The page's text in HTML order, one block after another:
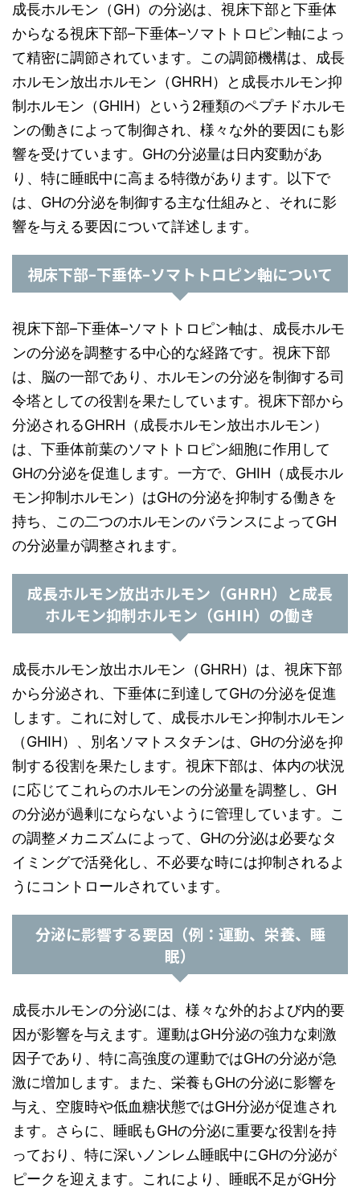
成長ホルモン（GH）の分泌は、視床下部と下垂体
からなる視床下部–下垂体–ソマトトロピン軸によっ
て精密に調節されています。この調節機構は、成長
ホルモン放出ホルモン（GHRH）と成長ホルモン抑
制ホルモン（GHIH）という2種類のペプチドホルモ
ンの働きによって制御され、様々な外的要因にも影
響を受けています。GHの分泌量は日内変動があ
り、特に睡眠中に高まる特徴があります。以下で
は、GHの分泌を制御する主な仕組みと、それに影
響を与える要因について詳述します。
視床下部–下垂体–ソマトトロピン軸について
視床下部–下垂体–ソマトトロピン軸は、成長ホルモ
ンの分泌を調整する中心的な経路です。視床下部
は、脳の一部であり、ホルモンの分泌を制御する司
令塔としての役割を果たしています。視床下部から
分泌されるGHRH（成長ホルモン放出ホルモン）
は、下垂体前葉のソマトトロピン細胞に作用して
GHの分泌を促進します。一方で、GHIH（成長ホル
モン抑制ホルモン）はGHの分泌を抑制する働きを
持ち、この二つのホルモンのバランスによってGH
の分泌量が調整されます。
成長ホルモン放出ホルモン（GHRH）と成長
ホルモン抑制ホルモン（GHIH）の働き
成長ホルモン放出ホルモン（GHRH）は、視床下部
から分泌され、下垂体に到達してGHの分泌を促進
します。これに対して、成長ホルモン抑制ホルモン
（GHIH）、別名ソマトスタチンは、GHの分泌を抑
制する役割を果たします。視床下部は、体内の状況
に応じてこれらのホルモンの分泌量を調整し、GH
の分泌が過剰にならないように管理しています。こ
の調整メカニズムによって、GHの分泌は必要なタ
イミングで活発化し、不必要な時には抑制されるよ
うにコントロールされています。
分泌に影響する要因（例：運動、栄養、睡
眠）
成長ホルモンの分泌には、様々な外的および内的要
因が影響を与えます。運動はGH分泌の強力な刺激
因子であり、特に高強度の運動ではGHの分泌が急
激に増加します。また、栄養もGHの分泌に影響を
与え、空腹時や低血糖状態ではGH分泌が促進され
ます。さらに、睡眠もGHの分泌に重要な役割を持
っており、特に深いノンレム睡眠中にGHの分泌が
ピークを迎えます。これにより、睡眠不足がGH分